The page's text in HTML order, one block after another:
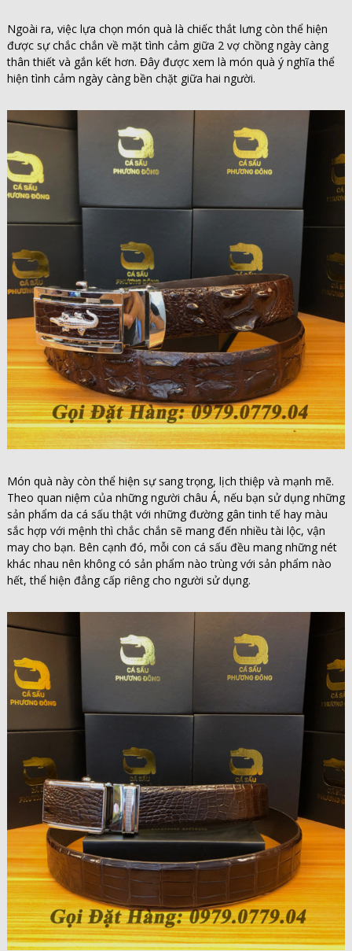
Ngoài ra, việc lựa chọn món quà là chiếc thắt lưng còn thể hiện
được sự chắc chắn về mặt tình cảm giữa 2 vợ chồng ngày càng
thân thiết và gắn kết hơn. Đây được xem là món quà ý nghĩa thể
hiện tình cảm ngày càng bền chặt giữa hai người.
Món quà này còn thể hiện sự sang trọng, lịch thiệp và mạnh mẽ.
Theo quan niệm của những người châu Á, nếu bạn sử dụng những
sản phẩm da cá sấu thật với những đường gân tinh tế hay màu
sắc hợp với mệnh thì chắc chắn sẽ mang đến nhiều tài lộc, vận
may cho bạn. Bên cạnh đó, mỗi con cá sấu đều mang những nét
khác nhau nên không có sản phẩm nào trùng với sản phẩm nào
hết, thể hiện đẳng cấp riêng cho người sử dụng.